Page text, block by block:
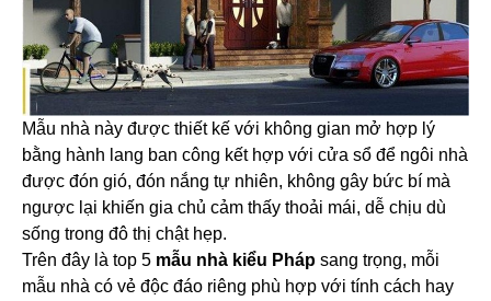
Mẫu nhà này được thiết kế với không gian mở hợp lý
bằng hành lang ban công kết hợp với cửa sổ để ngôi nhà
được đón gió, đón nắng tự nhiên, không gây bức bí mà
ngược lại khiến gia chủ cảm thấy thoải mái, dễ chịu dù
sống trong đô thị chật hẹp.
Trên đây là top 5 mẫu nhà kiểu Pháp sang trọng, mỗi
mẫu nhà có vẻ độc đáo riêng phù hợp với tính cách hay